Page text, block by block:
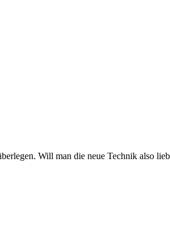
Will man die neue Technik also